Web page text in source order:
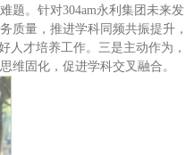
题。针对​304am永利集团未来发
质量，推进学科同频共振提升，
人才培养工作。三是主动作为，
维固化，促进学科交叉融合。